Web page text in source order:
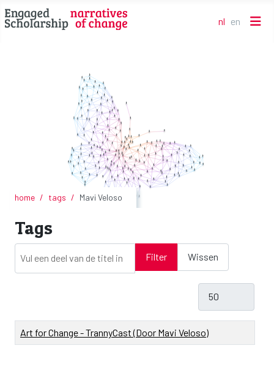
Selecteer de
nl en
home tags Mavi Veloso
Tags
Vul een deel van de titel in
Filter Wissen
Titel
Art for Change - TrannyCast (Door Mavi Veloso)